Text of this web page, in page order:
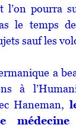
l’on pourra
le temps
sauf les
a
à
Haneman,
médecine